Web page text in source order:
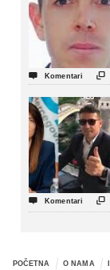
 Komentari 
 Komentari 
POČETNA O NAMA